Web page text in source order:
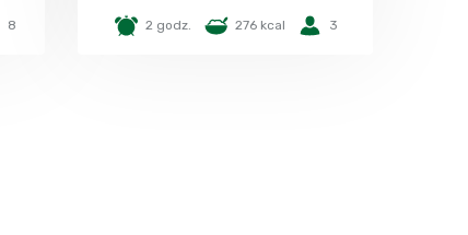
8 2 godz. 276 kcal 3